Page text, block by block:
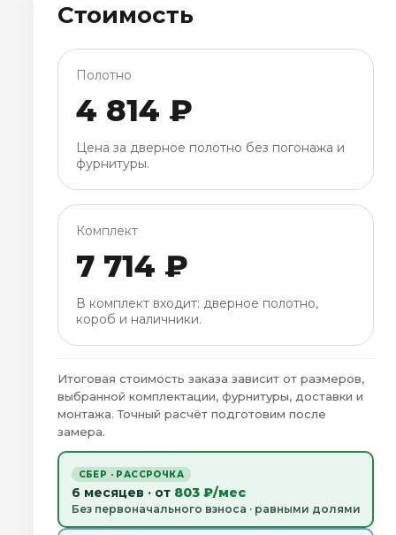
Стоимость
Полотно
4 814 ₽
Цена за дверное полотно без погонажа и
фурнитуры.
Комплект
7 714 ₽
В комплект входит: дверное полотно,
короб и наличники.
Итоговая стоимость заказа зависит от размеров,
выбранной комплектации, фурнитуры, доставки и
монтажа. Точный расчёт подготовим после
замера.
СБЕР · РАССРОЧКА
6 месяцев · от 803 ₽/мес
Без первоначального взноса · равными долями